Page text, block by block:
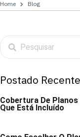
Home Blog
Postado
Cobertura De
Que Está Incluído